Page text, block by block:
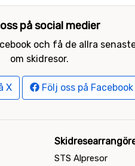
på social medier
och få de allra
om skidresor.
X Följ oss på Facebook
STS Alpresor